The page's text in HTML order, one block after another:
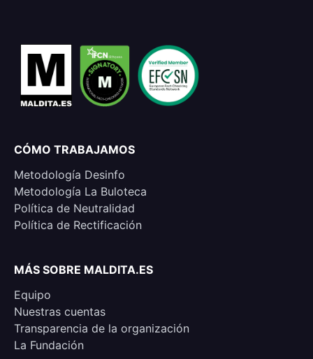
CÓMO TRABAJAMOS
Metodología Desinfo
Metodología La Buloteca
Política de Neutralidad
Política de Rectificación
MÁS SOBRE MALDITA.ES
Equipo
Nuestras cuentas
Transparencia de la organización
La Fundación